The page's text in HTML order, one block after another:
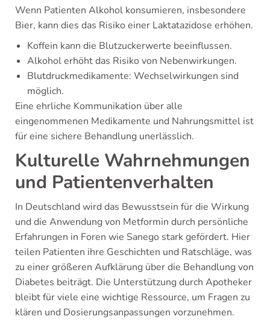
Wenn Patienten Alkohol konsumieren, insbesondere
Bier, kann dies das Risiko einer Laktatazidose erhöhen.
Koffein kann die Blutzuckerwerte beeinflussen.
Alkohol erhöht das Risiko von Nebenwirkungen.
Blutdruckmedikamente: Wechselwirkungen sind
möglich.
Eine ehrliche Kommunikation über alle
eingenommenen Medikamente und Nahrungsmittel ist
für eine sichere Behandlung unerlässlich.
Kulturelle Wahrnehmungen
und Patientenverhalten
In Deutschland wird das Bewusstsein für die Wirkung
und die Anwendung von Metformin durch persönliche
Erfahrungen in Foren wie Sanego stark gefördert. Hier
teilen Patienten ihre Geschichten und Ratschläge, was
zu einer größeren Aufklärung über die Behandlung von
Diabetes beiträgt. Die Unterstützung durch Apotheker
bleibt für viele eine wichtige Ressource, um Fragen zu
klären und Dosierungsanpassungen vorzunehmen.